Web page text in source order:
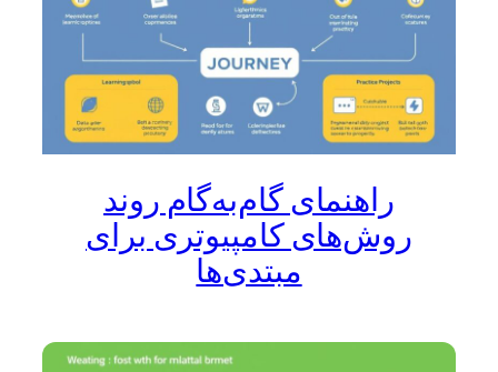
راهنمای گام‌به‌گام روند
روش‌های کامپیوتری برای
مبتدی‌ها